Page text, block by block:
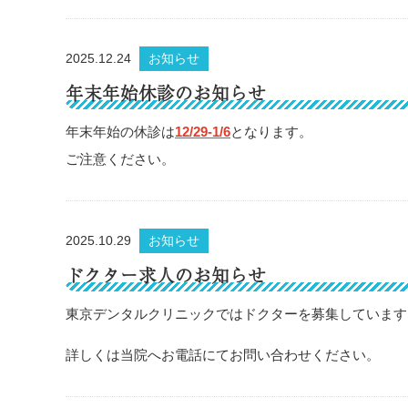
2025.12.24 お知らせ
年末年始休診のお知らせ
年末年始の休診は12/29-1/6となります。
ご注意ください。
2025.10.29 お知らせ
ドクター求人のお知らせ
東京デンタルクリニックではドクターを募集していま
詳しくは当院へお電話にてお問い合わせください。